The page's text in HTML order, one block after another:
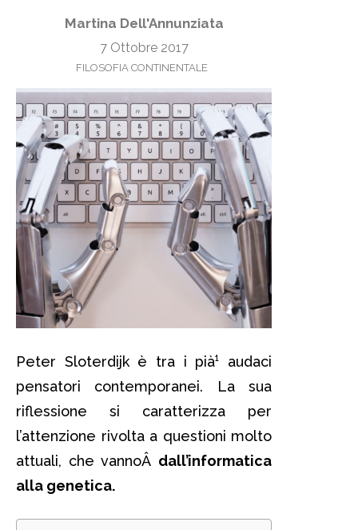
Martina Dell'Annunziata
7 Ottobre 2017
FILOSOFIA CONTINENTALE
Peter Sloterdijk è tra i pià¹ audaci
pensatori contemporanei. La sua
riflessione si caratterizza per
l’attenzione rivolta a questioni molto
attuali, che vannoÂ dall’informatica
alla genetica.